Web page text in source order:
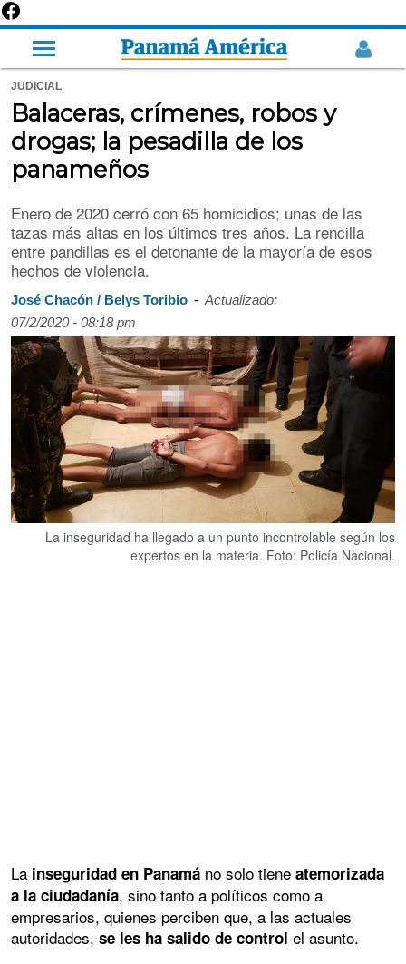
JUDICIAL
Balaceras, crímenes, robos y
drogas; la pesadilla de los
panameños
Enero de 2020 cerró con 65 homicidios; unas de las
tazas más altas en los últimos tres años. La rencilla
entre pandillas es el detonante de la mayoría de esos
hechos de violencia.
José Chacón / Belys Toribio - Actualizado:
07/2/2020 - 08:18 pm
La inseguridad ha llegado a un punto incontrolable según los
expertos en la materia. Foto: Policía Nacional.
La inseguridad en Panamá no solo tiene atemorizada
a la ciudadanía, sino tanto a políticos como a
empresarios, quienes perciben que, a las actuales
autoridades, se les ha salido de control el asunto.